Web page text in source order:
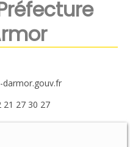
darmor.gouv.fr
21 27 30 27